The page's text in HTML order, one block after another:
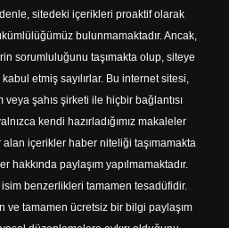
sitedeki içerikleri proaktif olarak
bulunmamaktadır. Ancak,
sorumluluğunu taşımakta olup, siteye
etmiş sayılırlar. Bu internet sitesi,
şahıs şirketi ile hiçbir bağlantısı
kendi hazırladığımız makaleler
alan içerikler haber niteliği taşımamakta
hakkında paylaşım yapılmamaktadır.
benzerlikleri tamamen tesadüfidir.
ve tamamen ücretsiz bir bilgi paylaşım